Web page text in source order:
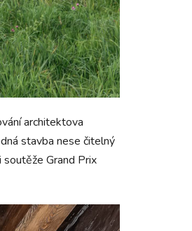
architektova
stavba nese čitelný
Grand Prix